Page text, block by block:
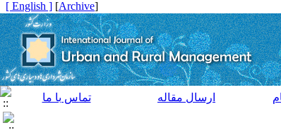
[
Archive
]
[ English ]
ارسال مقاله تماس با ما